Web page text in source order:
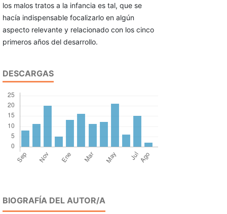
los malos tratos a la infancia es tal, que se
hacía indispensable focalizarlo en algún
aspecto relevante y relacionado con los cinco
primeros años del desarrollo.
DESCARGAS
BIOGRAFÍA DEL AUTOR/A